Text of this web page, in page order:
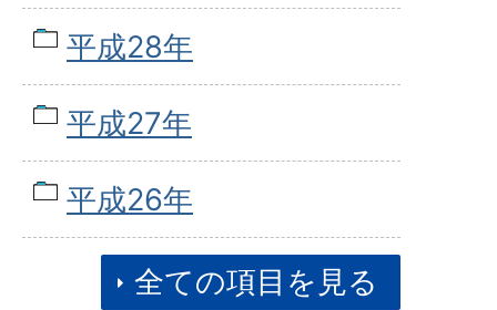
平成28年
平成27年
平成26年
全ての項目を見る